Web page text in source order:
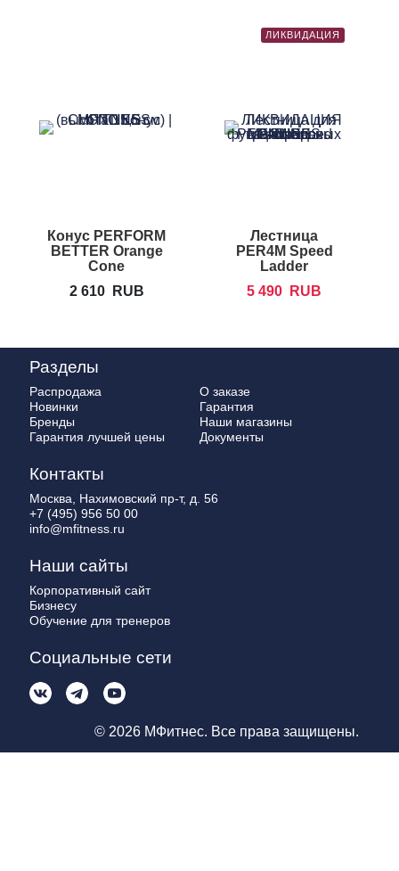
Конус PERFORM
BETTER Orange
Cone
2 610
RUB
ЛИКВИДАЦИЯ
Лестница
PER4M Speed
Ladder
5 490
RUB
Разделы
Распродажа
Новинки
Бренды
Гарантия лучшей цены
О заказе
Гарантия
Наши магазины
Документы
Контакты
Москва, Нахимовский пр-т, д. 56
+7 (495) 956 50 00
info@mfitness.ru
Наши сайты
Корпоративный сайт
Бизнесу
Обучение для тренеров
Социальные сети
© 2026 МФитнес. Все права защищены.